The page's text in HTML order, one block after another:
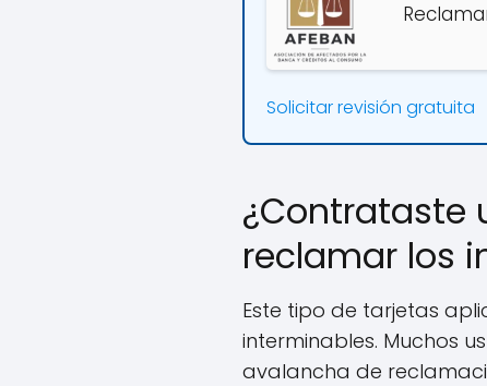
Solicitar revisión gratuita
¿Contrataste
reclamar los
Este tipo de tarjetas
interminables. Muchos
avalancha de